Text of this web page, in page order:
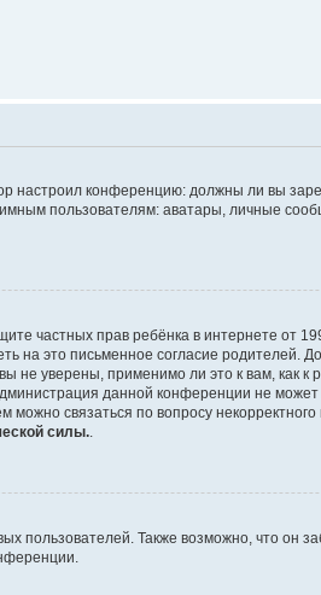
настроил конференцию: должны ли вы
пользователям: аватары, личные
частных прав ребёнка в интернете от
это письменное согласие родителей.
уверены, применимо ли это к вам, как
данной конференции не
связаться по вопросу
силы.
пользователей. Также возможно, что он